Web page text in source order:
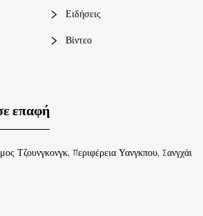
Ειδήσεις
Βίντεο
επαφή
Τζουνγκονγκ, Περιφέρεια Υανγκπου, Σανγχάι